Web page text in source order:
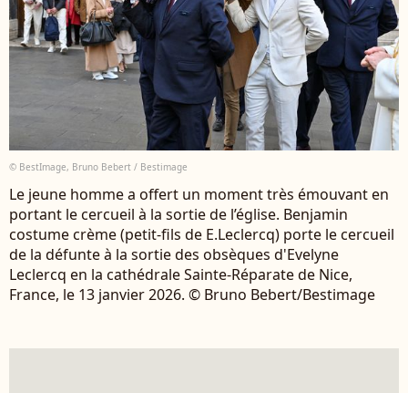
© BestImage, Bruno Bebert / Bestimage
Le jeune homme a offert un moment très émouvant en
portant le cercueil à la sortie de l’église. Benjamin
costume crème (petit-fils de E.Leclercq) porte le cercueil
de la défunte à la sortie des obsèques d'Evelyne
Leclercq en la cathédrale Sainte-Réparate de Nice,
France, le 13 janvier 2026. © Bruno Bebert/Bestimage